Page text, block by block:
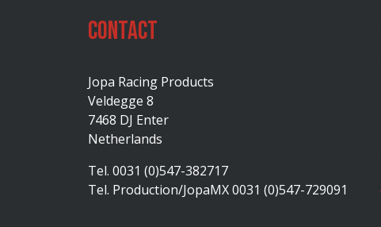
Contact
Jopa Racing Products
Veldegge 8
7468 DJ Enter
Netherlands
Tel. 0031 (0)547-382717
Tel. Production/JopaMX 0031 (0)547-729091